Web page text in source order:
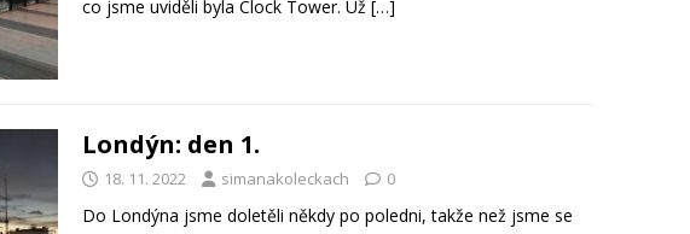
co jsme uviděli byla Clock Tower. Už […]
Londýn: den 1.
18. 11. 2022 simanakoleckach 0
Do Londýna jsme doletěli někdy po poledni, takže než jsme se